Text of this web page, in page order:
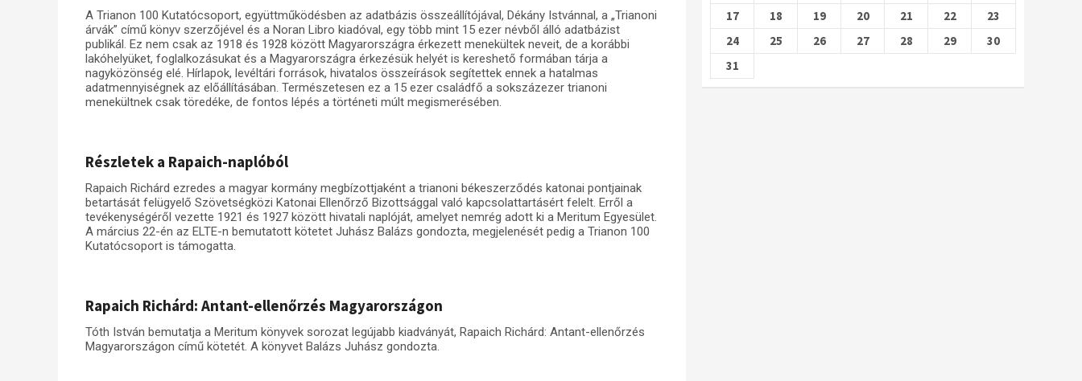
A Trianon 100 Kutatócsoport, együttműködésben az adatbázis összeállítójával, Dékány Istvánnal, a „Trianoni
árvák” című könyv szerzőjével és a Noran Libro kiadóval, egy több mint 15 ezer névből álló adatbázist
publikál. Ez nem csak az 1918 és 1928 között Magyarországra érkezett menekültek neveit, de a korábbi
lakóhelyüket, foglalkozásukat és a Magyarországra érkezésük helyét is kereshető formában tárja a
nagyközönség elé. Hírlapok, levéltári források, hivatalos összeírások segítettek ennek a hatalmas
adatmennyiségnek az előállításában. Természetesen ez a 15 ezer családfő a sokszázezer trianoni
menekültnek csak töredéke, de fontos lépés a történeti múlt megismerésében.
Részletek a Rapaich-naplóból
Rapaich Richárd ezredes a magyar kormány megbízottjaként a trianoni békeszerződés katonai pontjainak
betartását felügyelő Szövetségközi Katonai Ellenőrző Bizottsággal való kapcsolattartásért felelt. Erről a
tevékenységéről vezette 1921 és 1927 között hivatali naplóját, amelyet nemrég adott ki a Meritum Egyesület.
A március 22-én az ELTE-n bemutatott kötetet Juhász Balázs gondozta, megjelenését pedig a Trianon 100
Kutatócsoport is támogatta.
Rapaich Richárd: Antant-ellenőrzés Magyarországon
Tóth István bemutatja a Meritum könyvek sorozat legújabb kiadványát, Rapaich Richárd: Antant-ellenőrzés
Magyarországon című kötetét. A könyvet Balázs Juhász gondozta.
17
18 19 20 21 22
23
24
25 26 27 28 29
30
31